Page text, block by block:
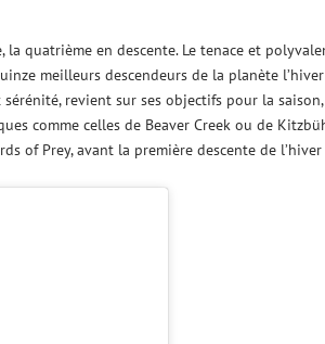
quatrième en descente. Le tenace et
meilleurs descendeurs de la planète
revient sur ses objectifs pour la
comme celles de Beaver Creek ou de
of Prey, avant la première descente de